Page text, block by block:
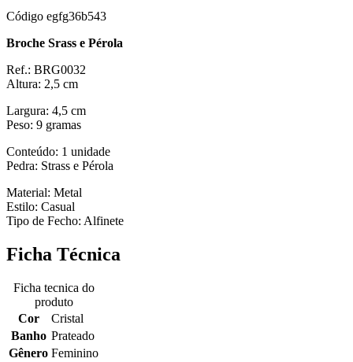
Código egfg36b543
Broche Srass e Pérola
Ref.: BRG0032
Altura: 2,5 cm
Largura: 4,5 cm
Peso: 9 gramas
Conteúdo: 1 unidade
Pedra: Strass e Pérola
Material: Metal
Estilo: Casual
Tipo de Fecho: Alfinete
Ficha Técnica
Ficha tecnica do
produto
Cor
Cristal
Banho Prateado
Gênero Feminino